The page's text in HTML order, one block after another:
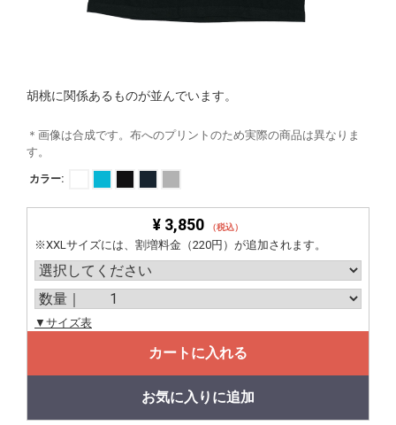
胡桃に関係あるものが並んでいます。
＊画像は合成です。布へのプリントのため実際の商品は異なりま
す。
カラー:
¥ 3,850 （税込）
※XXLサイズには、割増料金（220円）が追加されます。
▼サイズ表
カートに入れる
お気に入りに追加